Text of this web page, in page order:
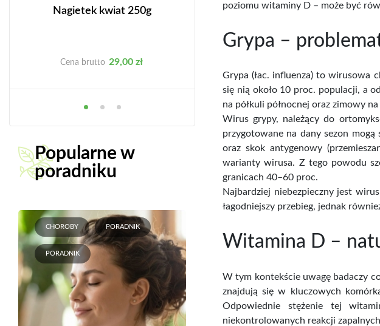
Nagietek kwiat 250g
Cena brutto Cena
29,00 zł
Kod otyłości - dr Jason
Popularne w
poradniku
CHOROBY PORADNIK
PORADNIK
poziomu witaminy D – może być
Grypa –
Grypa (łac. influenza) to wirusowa
się nią około 10 proc. populacji, a
na półkuli północnej oraz zimowy
Wirus grypy, należący do
przygotowane na dany sezon
oraz skok antygenowy
warianty wirusa. Z tego powodu
granicach 40–60 proc.
Najbardziej niebezpieczny jest
łagodniejszy przebieg, jednak
Witamina D –
W tym kontekście uwagę badaczy
znajdują się w kluczowych
Odpowiednie stężenie tej
niekontrolowanych reakcji